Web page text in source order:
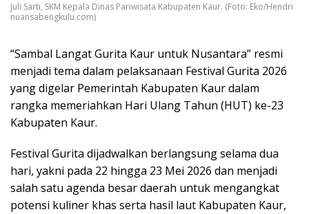
Juli Sarti, SKM Kepala Dinas Pariwisata Kabupaten Kaur. (Foto: Eko/Hendri
nuansabengkulu.com)
“Sambal Langat Gurita Kaur untuk Nusantara” resmi
menjadi tema dalam pelaksanaan Festival Gurita 2026
yang digelar Pemerintah Kabupaten Kaur dalam
rangka memeriahkan Hari Ulang Tahun (HUT) ke-23
Kabupaten Kaur.
Festival Gurita dijadwalkan berlangsung selama dua
hari, yakni pada 22 hingga 23 Mei 2026 dan menjadi
salah satu agenda besar daerah untuk mengangkat
potensi kuliner khas serta hasil laut Kabupaten Kaur,